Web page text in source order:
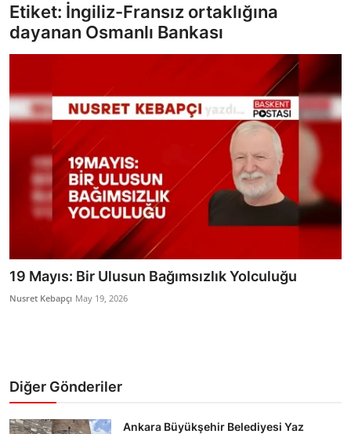
Cumhurbaşkanlığı
Bakanlıklar
Siyasi Partiler
Toplum ve Yaşam
Sivil Toplum Kuruluşları
Kamu Kurumları ve Üst Kurullar
Resmi Reklamlar
Etiket: İngiliz-Fransız ortaklığına
dayanan Osmanlı Bankası
19 Mayıs: Bir Ulusun Bağımsızlık Yolculuğu
Nusret Kebapçı May 19, 2026
Diğer Gönderiler
Ankara Büyükşehir Belediyesi Yaz